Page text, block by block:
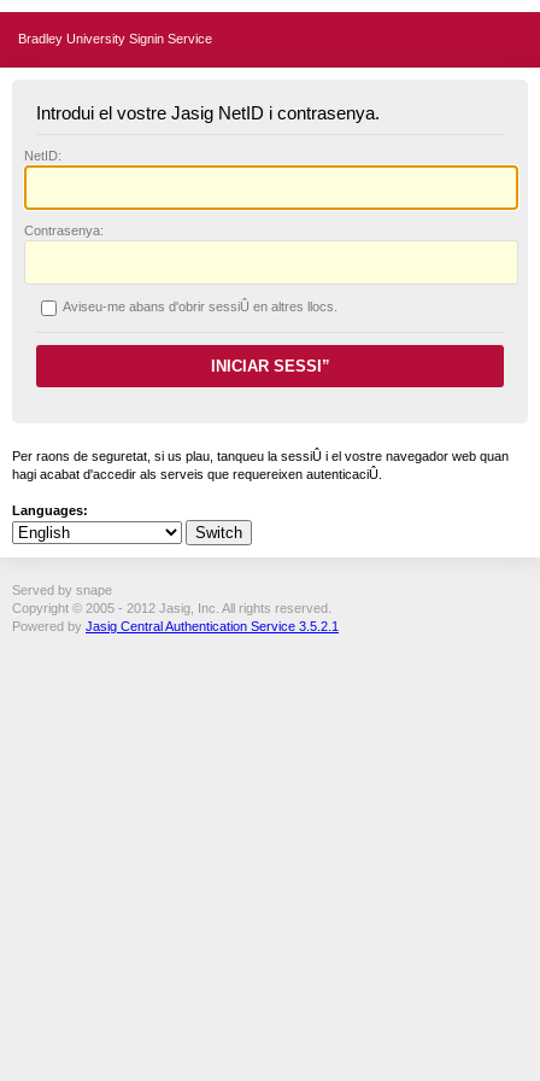
Bradley University Signin Service
Introdui el vostre Jasig NetID i contrasenya.
NetID:
Contrasenya:
Aviseu-me abans d'obrir sessiÛ en altres llocs.
Per raons de seguretat, si us plau, tanqueu la sessiÛ i el vostre navegador web quan
hagi acabat d'accedir als serveis que requereixen autenticaciÛ.
Languages:
Served by snape
Copyright © 2005 - 2012 Jasig, Inc. All rights reserved.
Powered by Jasig Central Authentication Service 3.5.2.1